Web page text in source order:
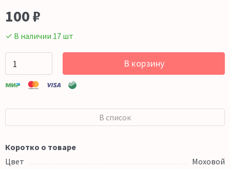
100 ₽
✓ В наличии 17 шт
В корзину
В список
Коротко о товаре
Цвет
Моховой